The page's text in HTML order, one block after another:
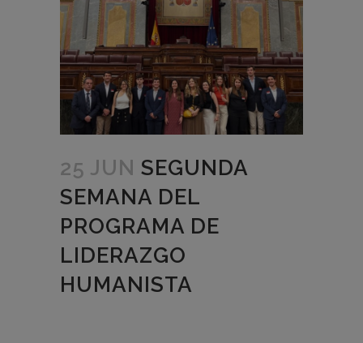
25 JUN SEGUNDA
SEMANA DEL
PROGRAMA DE
LIDERAZGO
HUMANISTA